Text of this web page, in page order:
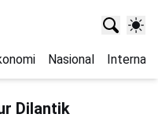
Nasional
Dilantik